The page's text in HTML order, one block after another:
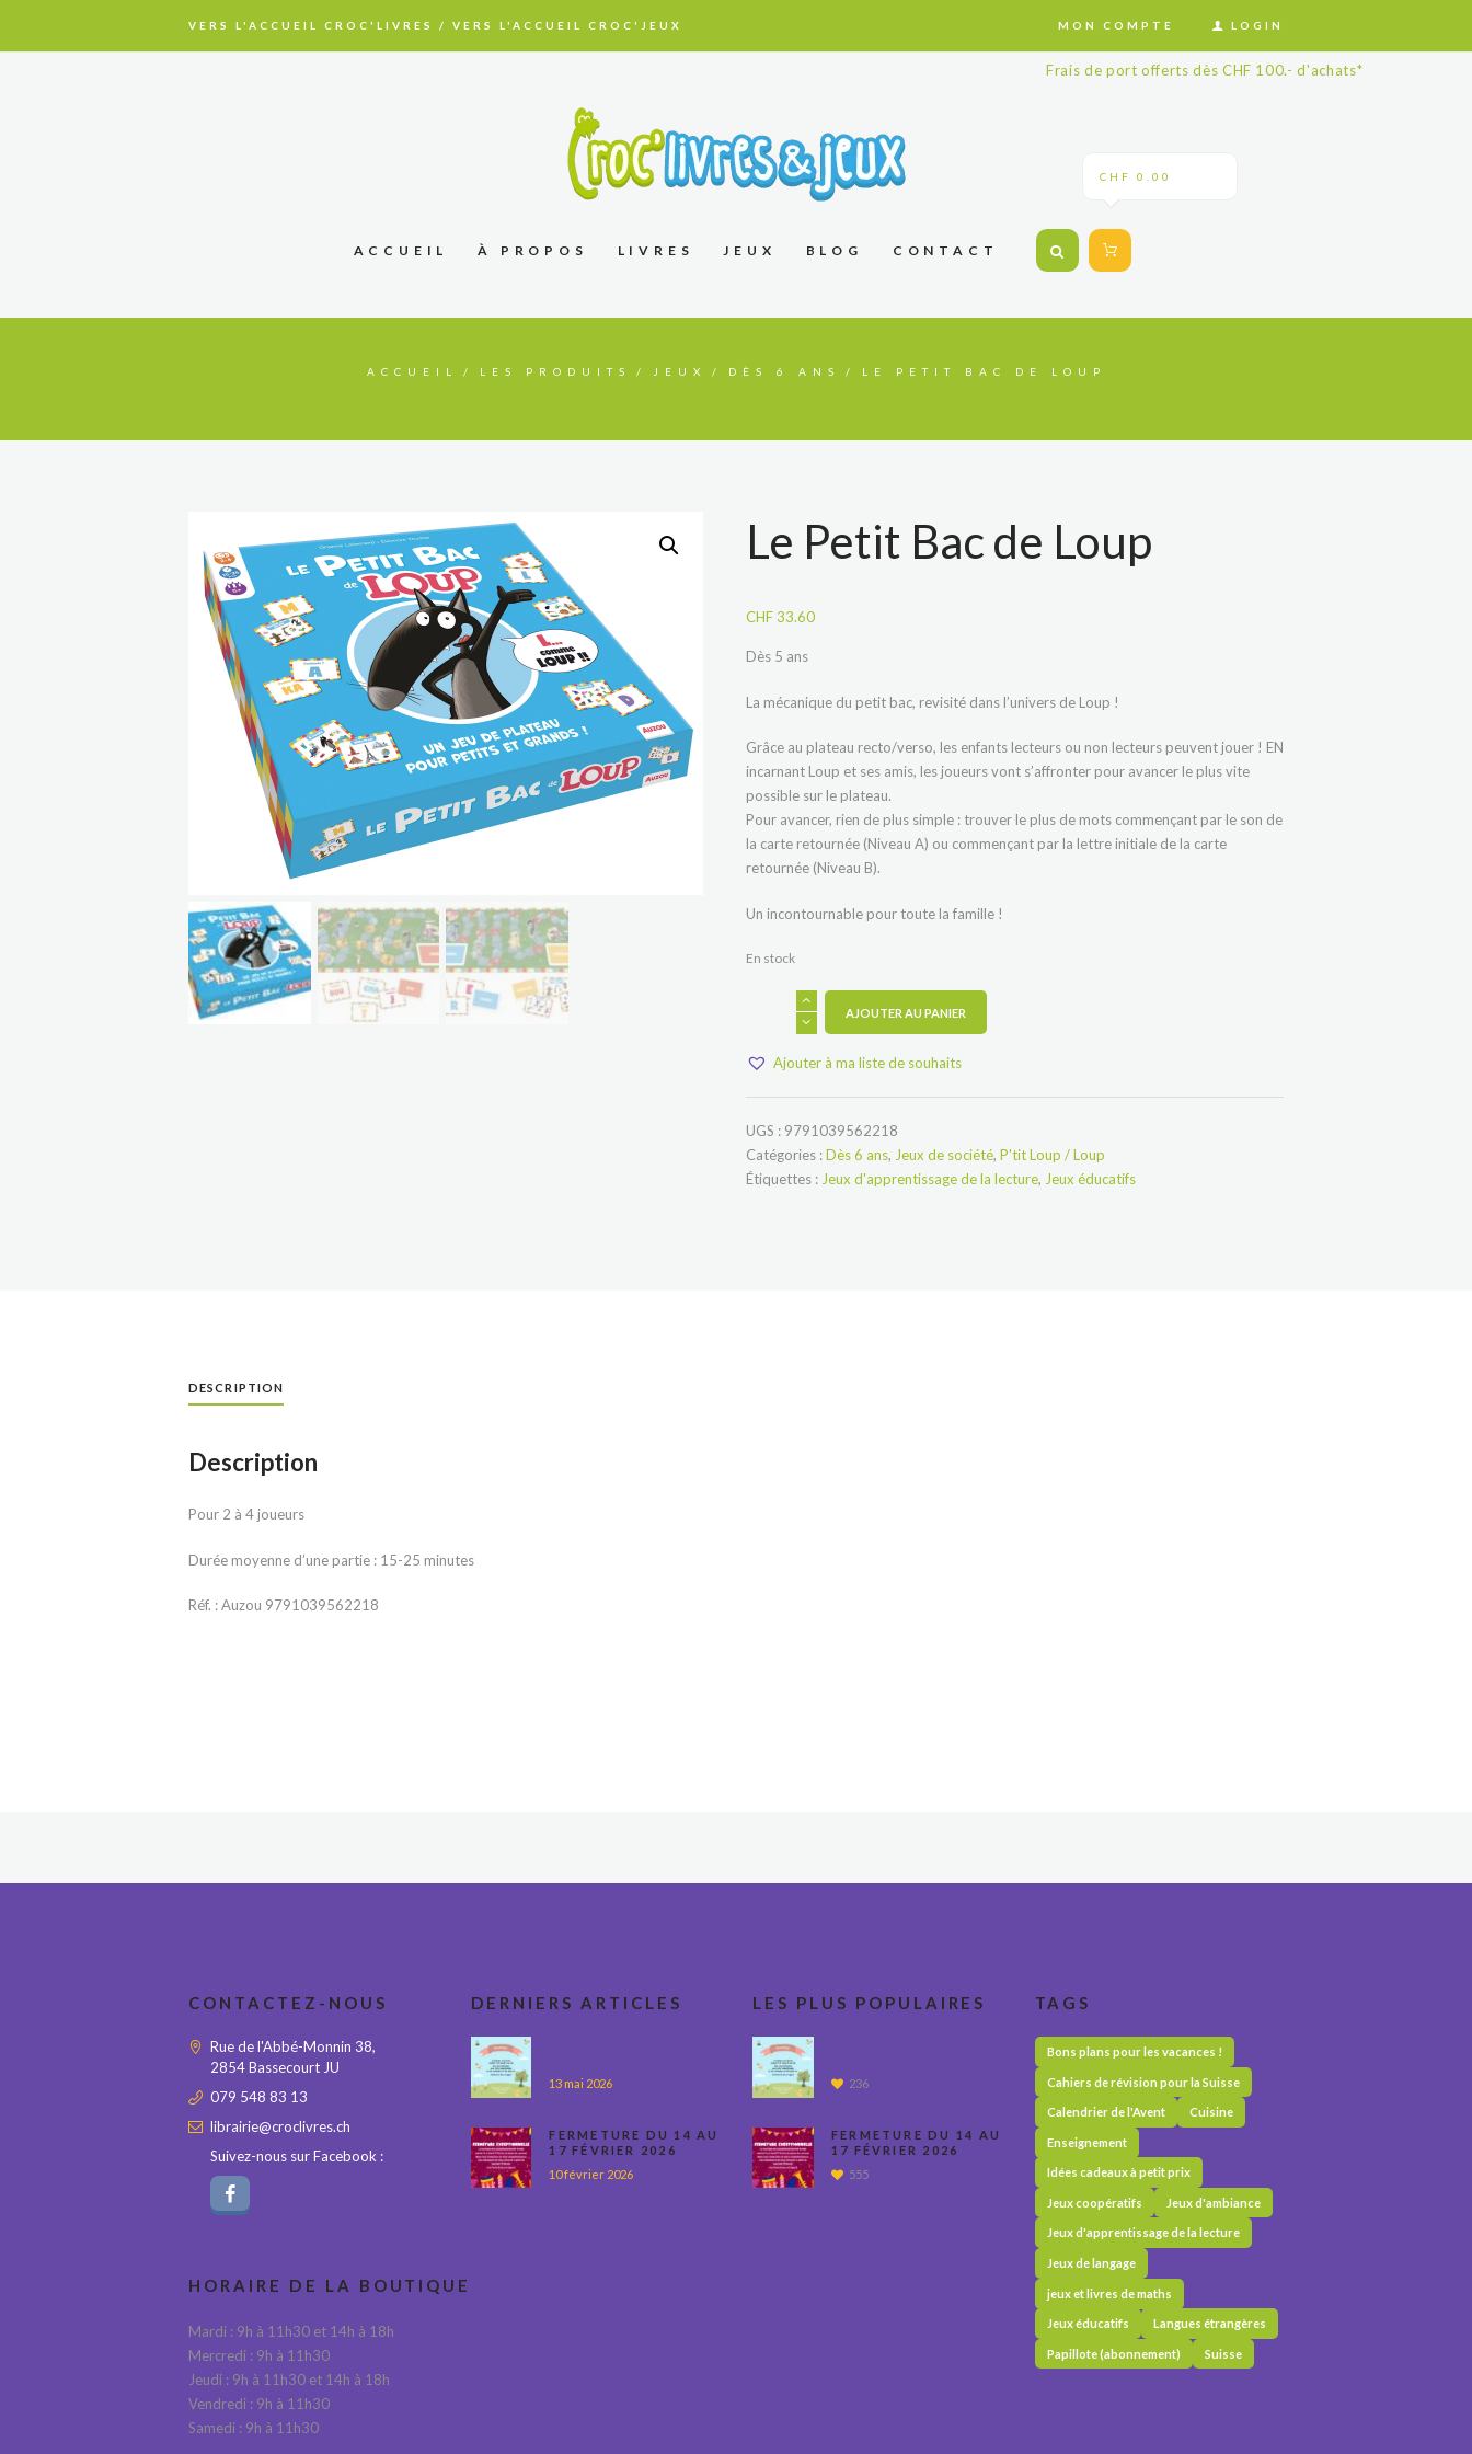
VERS L'ACCUEIL CROC'LIVRES / VERS L'ACCUEIL CROC'JEUX MON COMPTE LOGIN
Frais de port offerts dès CHF 100.- d'achats*
ACCUEIL À PROPOS LIVRES JEUX BLOG CONTACT
CHF 0.00
ACCUEIL LES PRODUITS JEUX DÈS 6 ANS LE PETIT BAC DE LOUP
Le Petit Bac de Loup
CHF33.60
Dès 5 ans
La mécanique du petit bac, revisité dans l’univers de Loup !
Grâce au plateau recto/verso, les enfants lecteurs ou non lecteurs peuvent jouer ! EN
incarnant Loup et ses amis, les joueurs vont s’affronter pour avancer le plus vite
possible sur le plateau.
Pour avancer, rien de plus simple : trouver le plus de mots commençant par le son de
la carte retournée (Niveau A) ou commençant par la lettre initiale de la carte
retournée (Niveau B).
Un incontournable pour toute la famille !
En stock
Bac
Loup
AJOUTER AU PANIER
Ajouter à ma liste de souhaits
UGS : 9791039562218
Catégories :Dès 6 ans, Jeux de société, P'tit Loup / Loup
Étiquettes : Jeux d'apprentissage de la lecture, Jeux éducatifs
DESCRIPTION
Description
Pour 2 à 4 joueurs
Durée moyenne d’une partie : 15-25 minutes
Réf. : Auzou 9791039562218
CONTACTEZ-NOUS
Rue de l'Abbé-Monnin 38,
2854 Bassecourt JU
079 548 83 13
librairie@croclivres.ch
Suivez-nous sur Facebook :
HORAIRE DE LA BOUTIQUE
Mardi : 9h à 11h30 et 14h à 18h
Mercredi : 9h à 11h30
Jeudi : 9h à 11h30 et 14h à 18h
Vendredi : 9h à 11h30
Samedi : 9h à 11h30
DERNIERS ARTICLES
13 mai 2026
FERMETURE DU 14 AU
17 FÉVRIER 2026
10 février 2026
LES PLUS POPULAIRES
236
FERMETURE DU 14 AU
17 FÉVRIER 2026
555
TAGS
Bons plans pour les vacances !
Cahiers de révision pour la Suisse
Calendrier de l'Avent Cuisine
Enseignement
Idées cadeaux à petit prix
Jeux coopératifs Jeux d'ambiance
Jeux d'apprentissage de la lecture
Jeux de langage
jeux et livres de maths
Jeux éducatifs Langues étrangères
Papillote (abonnement) Suisse